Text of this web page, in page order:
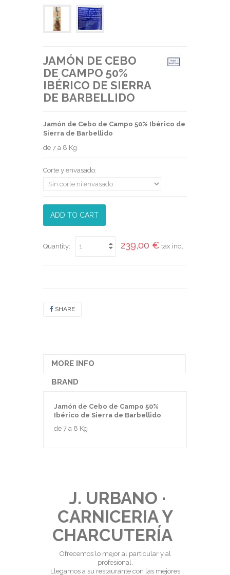
JAMÓN DE CEBO
DE CAMPO 50%
IBÉRICO DE SIERRA
DE BARBELLIDO
Jamón de Cebo de Campo 50% Ibérico de
Sierra de Barbellido
de 7 a 8 Kg
Corte y envasado:
ADD TO CART
Quantity: 239,00 € tax incl.
SHARE
MORE INFO
BRAND
Jamón de Cebo de Campo 50%
Ibérico de Sierra de Barbellido
de 7 a 8 Kg
J. URBANO ·
CARNICERIA Y
CHARCUTERÍA
Ofrecemos lo mejor al particular y al
profesional.
Llegamos a su restaurante con las mejores